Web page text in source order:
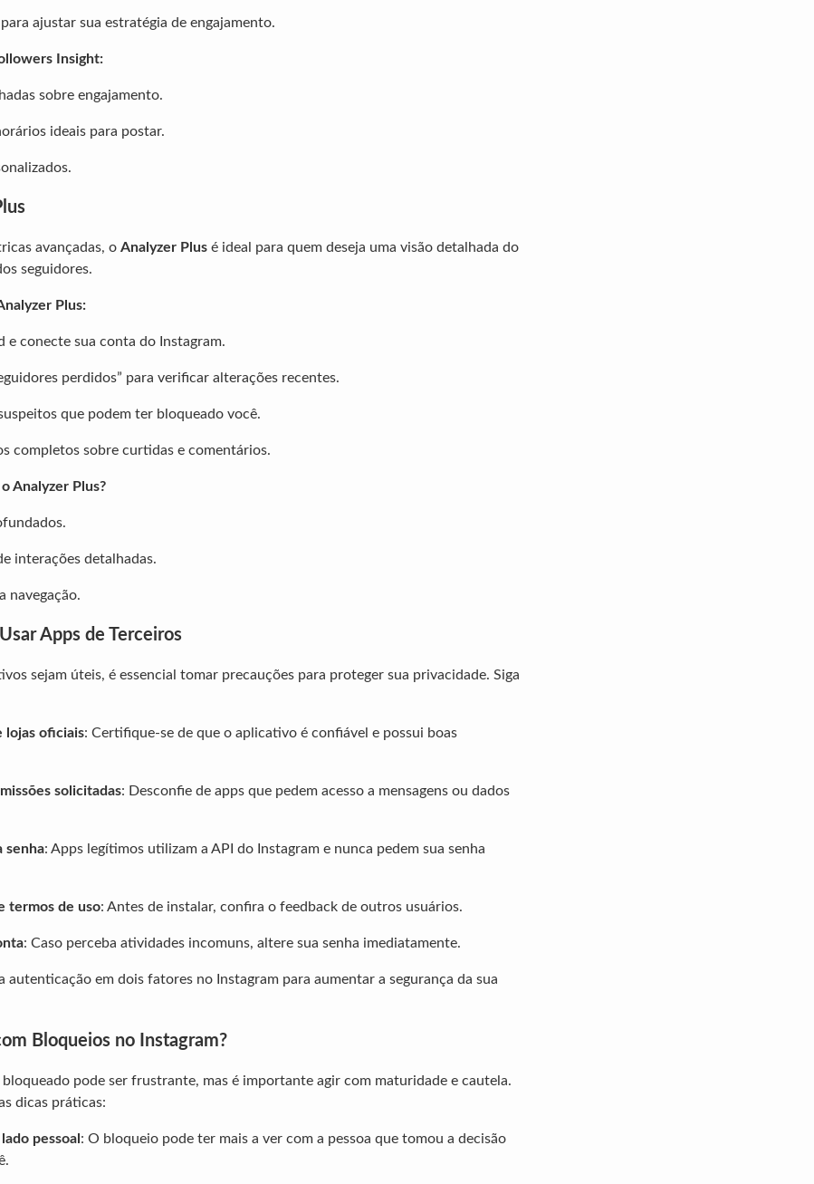
ajustar sua estratégia de engajamento.
Insight:
sobre engajamento.
ideais para postar.
avançadas, o Analyzer Plus é ideal para quem deseja uma visão detalhada do
seguidores.
Plus:
e conecte sua conta do Instagram.
perdidos” para verificar alterações recentes.
que podem ter bloqueado você.
completos sobre curtidas e comentários.
Analyzer Plus?
interações detalhadas.
navegação.
Apps de Terceiros
sejam úteis, é essencial tomar precauções para proteger sua privacidade. Siga
lojas oficiais: Certifique-se de que o aplicativo é confiável e possui boas
solicitadas: Desconfie de apps que pedem acesso a mensagens ou dados
senha: Apps legítimos utilizam a API do Instagram e nunca pedem sua senha
termos de uso: Antes de instalar, confira o feedback de outros usuários.
: Caso perceba atividades incomuns, altere sua senha imediatamente.
autenticação em dois fatores no Instagram para aumentar a segurança da sua
Bloqueios no Instagram?
pode ser frustrante, mas é importante agir com maturidade e cautela.
dicas práticas:
pessoal : O bloqueio pode ter mais a ver com a pessoa que tomou a decisão